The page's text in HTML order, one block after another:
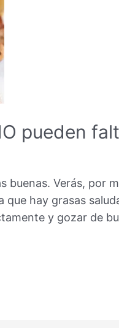
pueden
Verás, por
hay grasas
y gozar de